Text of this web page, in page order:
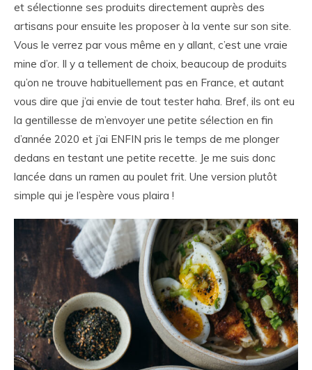
et sélectionne ses produits directement auprès des
artisans pour ensuite les proposer à la vente sur son site.
Vous le verrez par vous même en y allant, c’est une vraie
mine d’or. Il y a tellement de choix, beaucoup de produits
qu’on ne trouve habituellement pas en France, et autant
vous dire que j’ai envie de tout tester haha. Bref, ils ont eu
la gentillesse de m’envoyer une petite sélection en fin
d’année 2020 et j’ai ENFIN pris le temps de me plonger
dedans en testant une petite recette. Je me suis donc
lancée dans un ramen au poulet frit. Une version plutôt
simple qui je l’espère vous plaira !